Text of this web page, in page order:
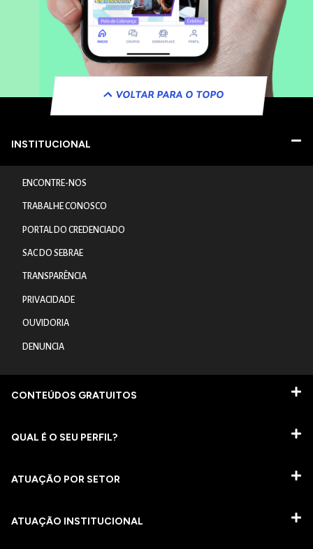
VOLTAR PARA O TOPO
INSTITUCIONAL
ENCONTRE-NOS
TRABALHE CONOSCO
PORTAL DO CREDENCIADO
SAC DO SEBRAE
TRANSPARÊNCIA
PRIVACIDADE
OUVIDORIA
DENUNCIA
CONTEÚDOS GRATUITOS
QUAL É O SEU PERFIL?
ATUAÇÃO POR SETOR
ATUAÇÃO INSTITUCIONAL